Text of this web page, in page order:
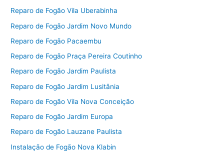
Reparo de Fogão Vila Uberabinha
Reparo de Fogão Jardim Novo Mundo
Reparo de Fogão Pacaembu
Reparo de Fogão Praça Pereira Coutinho
Reparo de Fogão Jardim Paulista
Reparo de Fogão Jardim Lusitânia
Reparo de Fogão Vila Nova Conceição
Reparo de Fogão Jardim Europa
Reparo de Fogão Lauzane Paulista
Instalação de Fogão Nova Klabin